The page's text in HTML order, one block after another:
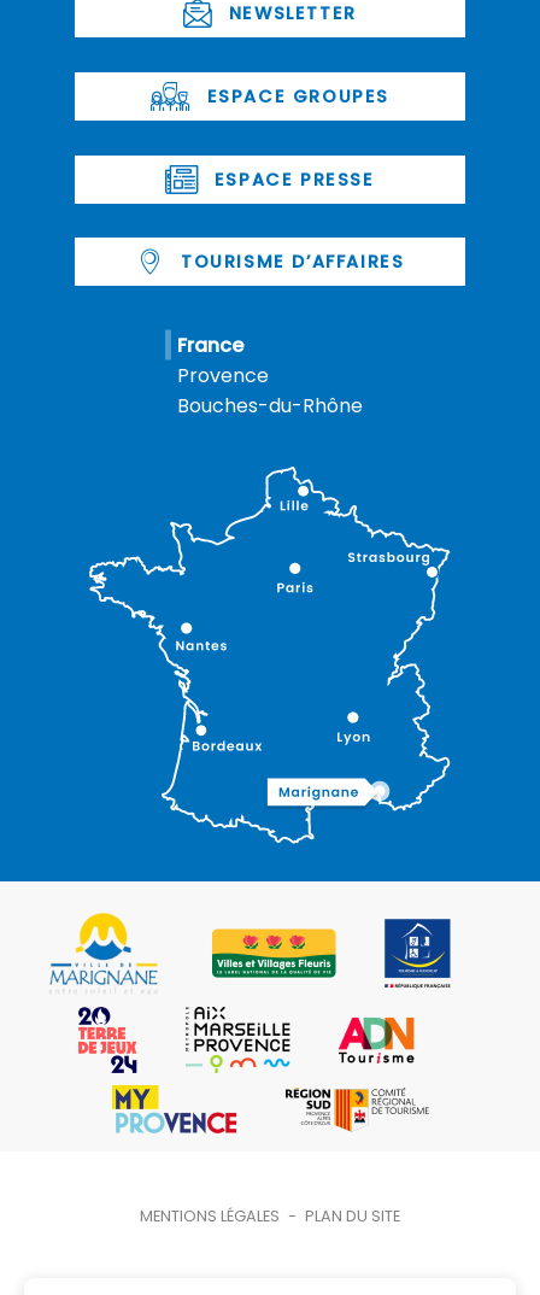
NEWSLETTER
ESPACE GROUPES
ESPACE PRESSE
TOURISME D’AFFAIRES
France
Provence
Bouches-du-Rhône
MENTIONS LÉGALES - PLAN DU SITE